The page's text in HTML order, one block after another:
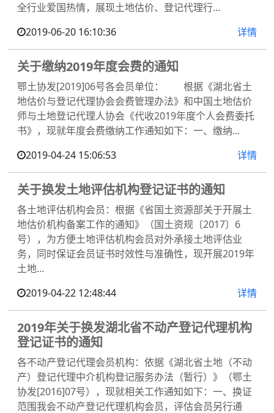
全行业爱国热情，展现土地估价、登记代理行...
2019-06-20 16:10:36
详情
关于缴纳2019年度会费的通知
鄂土协发[2019]06号各会员单位： 根据《湖北省土
地估价与登记代理协会会费管理办法》和中国土地估价
师与土地登记代理人协会《代收2019年度个人会费委托
书》，现就年度会费缴纳工作通知如下：一、缴纳...
2019-04-24 15:06:53
详情
关于换发土地评估机构登记证书的通知
各土地评估机构会员：根据《省国土资源部关于开展土
地估价机构备案工作的通知》（国土资规〔2017〕6
号），为方便土地评估机构会员对外承接土地评估业
务，同时保证会员证书时效性与准确性，现开展2019年
土地...
2019-04-22 12:48:44
详情
2019年关于换发湖北省不动产登记代理机构
登记证书的通知
各不动产登记代理会员机构：依据《湖北省土地（不动
产）登记代理中介机构登记服务办法（暂行）》（鄂土
协发[2016]07号），现就相关工作通知如下：一、换证
范围我会不动产登记代理机构会员，评估会员另行通